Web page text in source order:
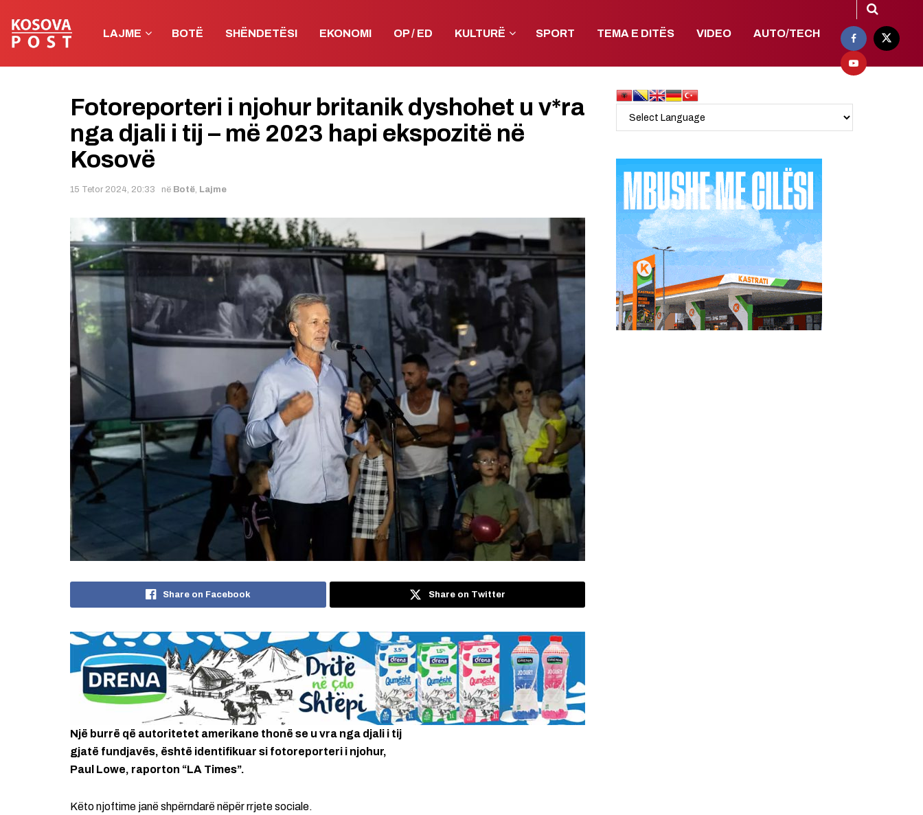
LAJME BOTË SHËNDETËSI EKONOMI OP / ED KULTURË SPORT TEMA E DITËS VIDEO AUTO/TECH
Fotoreporteri i njohur britanik dyshohet u v*ra
nga djali i tij – më 2023 hapi ekspozitë në
Kosovë
15 Tetor 2024, 20:33 në Botë, Lajme
Share on Facebook Share on Twitter
Një burrë që autoritetet amerikane thonë se u vra nga djali i tij
gjatë fundjavës, është identifikuar si fotoreporteri i njohur,
Paul Lowe, raporton “LA Times”.
Këto njoftime janë shpërndarë nëpër rrjete sociale.